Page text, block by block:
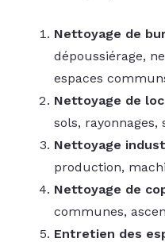
Nettoyage de
dépoussiérage,
espaces
Nettoyage de
sols, rayonnages,
Nettoyage
production,
Nettoyage de
communes,
Entretien des